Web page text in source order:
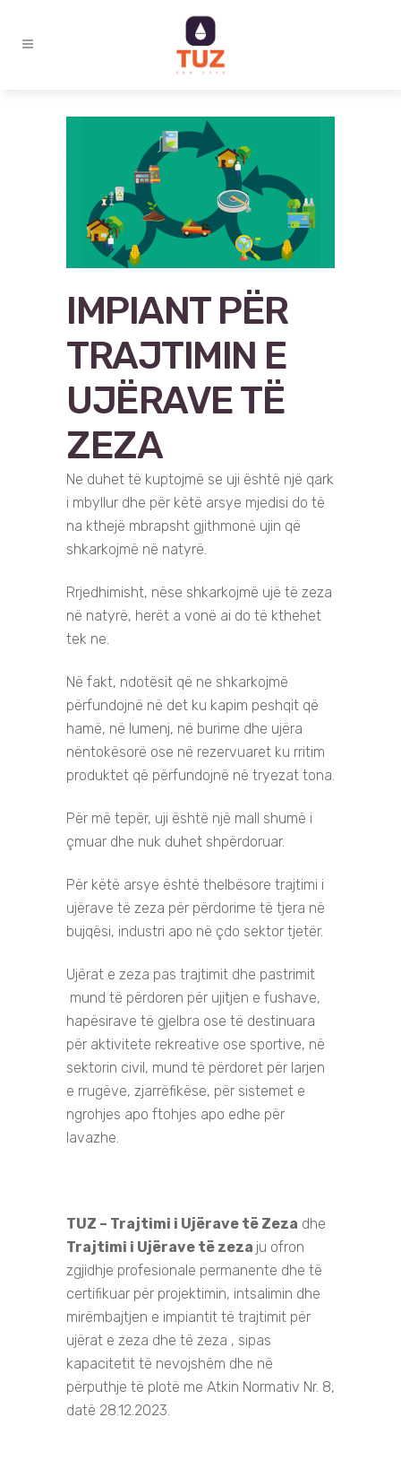
IMPIANT PËR
TRAJTIMIN E
UJËRAVE TË
ZEZA
Ne duhet të kuptojmë se uji është një qark
i mbyllur dhe për këtë arsye mjedisi do të
na kthejë mbrapsht gjithmonë ujin që
shkarkojmë në natyrë.
Rrjedhimisht, nëse shkarkojmë ujë të zeza
në natyrë, herët a vonë ai do të kthehet
tek ne.
Në fakt, ndotësit që ne shkarkojmë
përfundojnë në det ku kapim peshqit që
hamë, në lumenj, në burime dhe ujëra
nëntokësorë ose në rezervuaret ku rritim
produktet që përfundojnë në tryezat tona.
Për më tepër, uji është një mall shumë i
çmuar dhe nuk duhet shpërdoruar.
Për këtë arsye është thelbësore trajtimi i
ujërave të zeza për përdorime të tjera në
bujqësi, industri apo në çdo sektor tjetër.
Ujërat e zeza pas trajtimit dhe pastrimit
mund të përdoren për ujitjen e fushave,
hapësirave të gjelbra ose të destinuara
për aktivitete rekreative ose sportive, në
sektorin civil, mund të përdoret për larjen
e rrugëve, zjarrëfikëse, për sistemet e
ngrohjes apo ftohjes apo edhe për
lavazhe.
TUZ – Trajtimi i Ujërave të Zeza dhe
Trajtimi i Ujërave të zeza ju ofron
zgjidhje profesionale permanente dhe të
certifikuar për projektimin, intsalimin dhe
mirëmbajtjen e impiantit të trajtimit për
ujërat e zeza dhe të zeza , sipas
kapacitetit të nevojshëm dhe në
përputhje të plotë me Atkin Normativ Nr. 8,
datë 28.12.2023.